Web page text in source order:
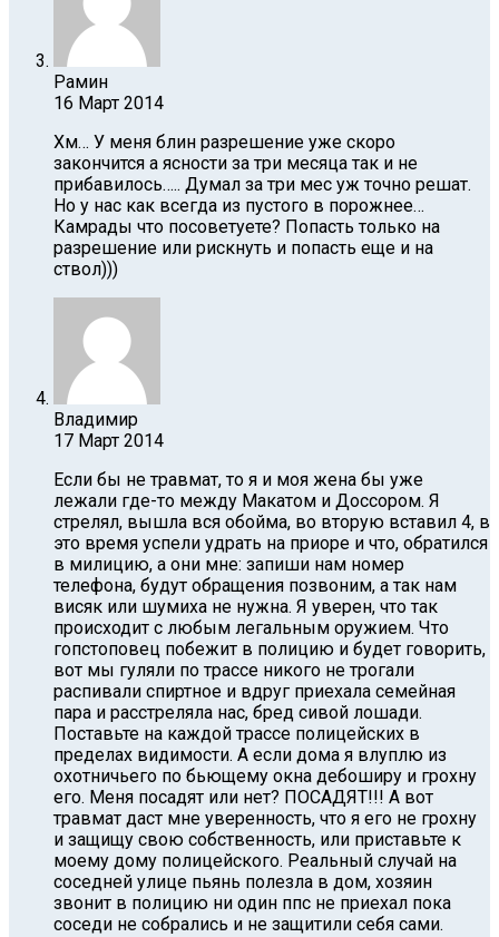
Рамин
16 Март 2014
Хм… У меня блин разрешение уже скоро
закончится а ясности за три месяца так и не
прибавилось….. Думал за три мес уж точно решат.
Но у нас как всегда из пустого в порожнее…
Камрады что посоветуете? Попасть только на
разрешение или рискнуть и попасть еще и на
ствол)))
Владимир
17 Март 2014
Если бы не травмат, то я и моя жена бы уже
лежали где-то между Макатом и Доссором. Я
стрелял, вышла вся обойма, во вторую вставил 4, в
это время успели удрать на приоре и что, обратился
в милицию, а они мне: запиши нам номер
телефона, будут обращения позвоним, а так нам
висяк или шумиха не нужна. Я уверен, что так
происходит с любым легальным оружием. Что
гопстоповец побежит в полицию и будет говорить,
вот мы гуляли по трассе никого не трогали
распивали спиртное и вдруг приехала семейная
пара и расстреляла нас, бред сивой лошади.
Поставьте на каждой трассе полицейских в
пределах видимости. А если дома я влуплю из
охотничьего по бьющему окна дебоширу и грохну
его. Меня посадят или нет? ПОСАДЯТ!!! А вот
травмат даст мне уверенность, что я его не грохну
и защищу свою собственность, или приставьте к
моему дому полицейского. Реальный случай на
соседней улице пьянь полезла в дом, хозяин
звонит в полицию ни один ппс не приехал пока
соседи не собрались и не защитили себя сами.